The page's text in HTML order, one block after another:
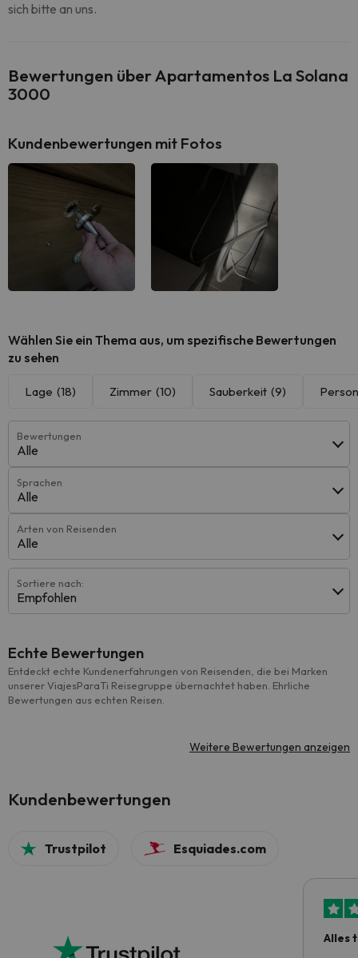
sich bitte an uns.
Bewertungen über Apartamentos La Solana
3000
Kundenbewertungen mit Fotos
Wählen Sie ein Thema aus, um spezifische Bewertungen
zu sehen
Lage (18) Zimmer (10) Sauberkeit (9)
Bewertungen
Alle
Sprachen
Alle
Arten von Reisenden
Alle
Sortiere nach:
Empfohlen
Echte Bewertungen
Entdeckt echte Kundenerfahrungen von Reisenden, die bei Marken
unserer ViajesParaTi Reisegruppe übernachtet haben. Ehrliche
Bewertungen aus echten Reisen.
Weitere Bewertungen anzeigen
Kundenbewertungen
Trustpilot Esquiades.com
Alles